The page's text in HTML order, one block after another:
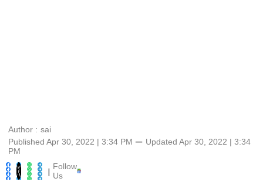
Author : sai
Published Apr 30, 2022 | 3:34 PM ⚊ Updated Apr 30, 2022 | 3:34
PM
| Follow
Us